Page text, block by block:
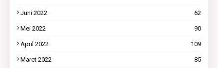
Juni 2022 62
Mei 2022 90
April 2022 109
Maret 2022 85